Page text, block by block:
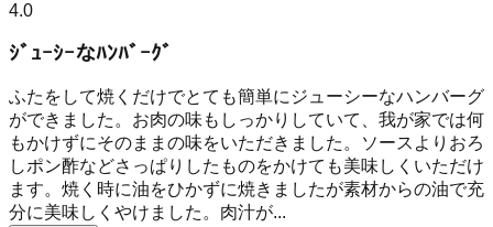
4.0
ｼﾞｭｰｼｰなﾊﾝﾊﾞｰｸﾞ
ふたをして焼くだけでとても簡単にジューシーなハンバーグ
ができました。お肉の味もしっかりしていて、我が家では何
もかけずにそのままの味をいただきました。ソースよりおろ
しポン酢などさっぱりしたものをかけても美味しくいただけ
ます。焼く時に油をひかずに焼きましたが素材からの油で充
分に美味しくやけました。肉汁が...